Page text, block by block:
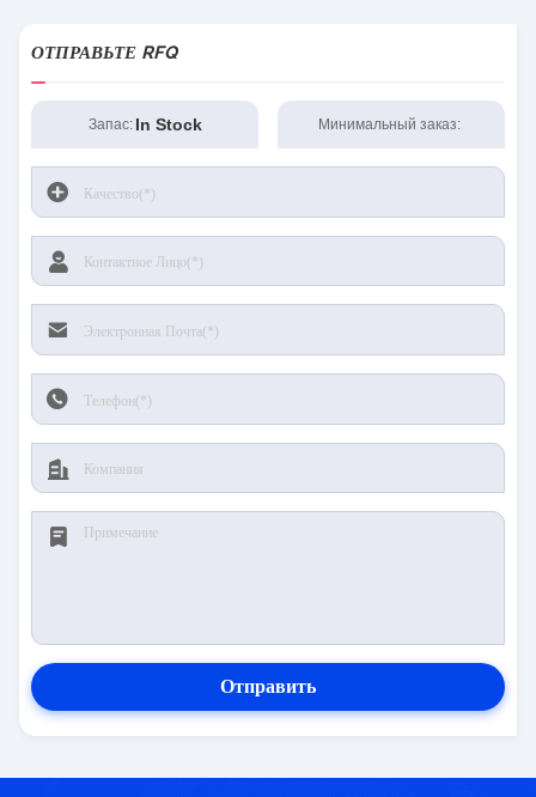
ОТПРАВЬТЕ RFQ
Запас: In Stock Минимальный заказ:
Отправить